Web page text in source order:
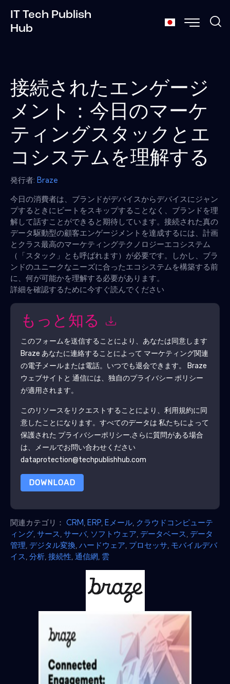
IT Tech Publish
Hub
接続されたエンゲージ
メント：今日のマーケ
ティングスタックとエ
コシステムを理解する
発行者: Braze
今日の消費者は、ブランドがデバイスからデバイスにジャン
プするときにビートをスキップすることなく、ブランドを理
解して話すことができると期待しています。接続された真の
データ駆動型の顧客エンゲージメントを達成するには、計画
とクラス最高のマーケティングテクノロジーエコシステム
（「スタック」とも呼ばれます）が必要です。しかし、ブラ
ンドのユニークなニーズに合ったエコシステムを構築する前
に、何が可能かを理解する必要があります。
詳細を確認するために今すぐ読んでください
もっと知る
このフォームを送信することにより、あなたは同意します
Braze あなたに連絡することによって マーケティング関連
の電子メールまたは電話。いつでも退会できます。
Braze
ウェブサイトと 通信には、独自のプライバシー ポリシー
が適用されます。
このリソースをリクエストすることにより、利用規約に同
意したことになります。すべてのデータは 私たちによって
保護された プライバシーポリシー.さらに質問がある場合
は、メールでお問い合わせください
dataprotection@techpublishhub.com
DOWNLOAD
関連カテゴリ： CRM ERP Eメール クラウドコンピューテ
ィング サース サーバ, ソフトウェア データベース データ
管理 デジタル変換 ハードウェア プロセッサ モバイルデバ
イス 分析 接続性 通信網 雲